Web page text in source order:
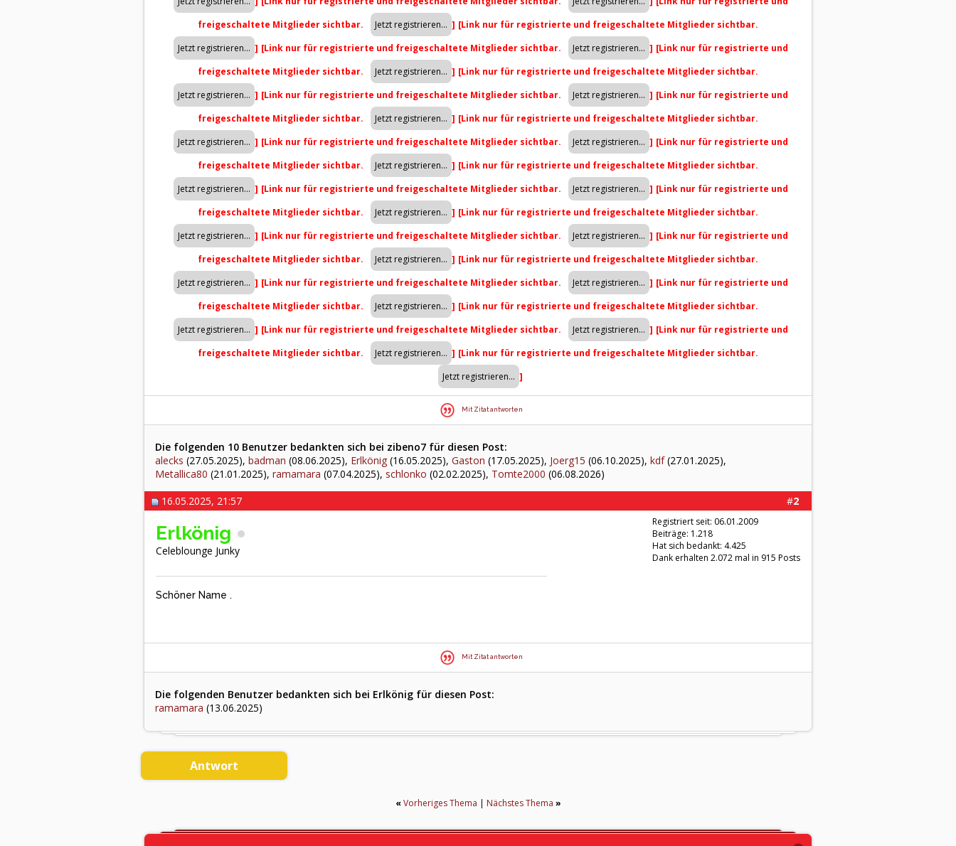
freigeschaltete Mitglieder sichtbar.
] [Link nur für registrierte und freigeschaltete Mitglieder sichtbar.
] [Link nur für registrierte und freigeschaltete Mitglieder sichtbar. ] [Link nur für registrierte und
freigeschaltete Mitglieder sichtbar.
] [Link nur für registrierte und freigeschaltete Mitglieder sichtbar.
] [Link nur für registrierte und freigeschaltete Mitglieder sichtbar. ] [Link nur für registrierte und
freigeschaltete Mitglieder sichtbar.
] [Link nur für registrierte und freigeschaltete Mitglieder sichtbar.
] [Link nur für registrierte und freigeschaltete Mitglieder sichtbar. ] [Link nur für registrierte und
freigeschaltete Mitglieder sichtbar.
] [Link nur für registrierte und freigeschaltete Mitglieder sichtbar.
] [Link nur für registrierte und freigeschaltete Mitglieder sichtbar. ] [Link nur für registrierte und
freigeschaltete Mitglieder sichtbar.
] [Link nur für registrierte und freigeschaltete Mitglieder sichtbar.
] [Link nur für registrierte und freigeschaltete Mitglieder sichtbar. ] [Link nur für registrierte und
freigeschaltete Mitglieder sichtbar.
] [Link nur für registrierte und freigeschaltete Mitglieder sichtbar.
] [Link nur für registrierte und freigeschaltete Mitglieder sichtbar. ] [Link nur für registrierte und
freigeschaltete Mitglieder sichtbar.
] [Link nur für registrierte und freigeschaltete Mitglieder sichtbar.
] [Link nur für registrierte und freigeschaltete Mitglieder sichtbar. ] [Link nur für registrierte und
freigeschaltete Mitglieder sichtbar.
] [Link nur für registrierte und freigeschaltete Mitglieder sichtbar.
]
Mit Zitat antworten
Die folgenden 10 Benutzer bedankten sich bei zibeno7 für diesen Post:
alecks (27.05.2025), badman (08.06.2025), Erlkönig (16.05.2025), Gaston (17.05.2025), Joerg15 (06.10.2025), kdf(27.01.2025),
Metallica80 (21.01.2025), ramamara (07.04.2025), schlonko (02.02.2025), Tomte2000 (06.08.2026)
#2
16.05.2025, 21:57
Erlkönig
Celeblounge Junky
Registriert seit: 06.01.2009
Beiträge: 1.218
Hat sich bedankt: 4.425
Dank erhalten 2.072 mal in 915 Posts
Schöner Name .
Mit Zitat antworten
Die folgenden Benutzer bedankten sich bei Erlkönig für diesen Post:
ramamara (13.06.2025)
Antwort
« Vorheriges Thema | Nächstes Thema »